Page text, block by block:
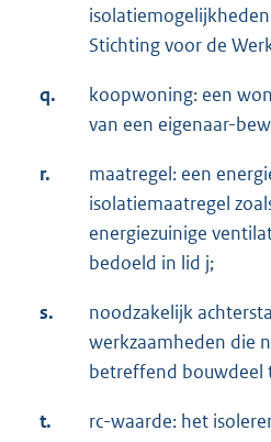
Stichting voor de
q.
koopwoning: een
van een eigenaar-
r.
maatregel: een
isolatiemaatregel
energiezuinige
bedoeld in lid j;
s.
noodzakelijk
werkzaamheden die
betreffend bouwdeel
t.
rc-waarde: het